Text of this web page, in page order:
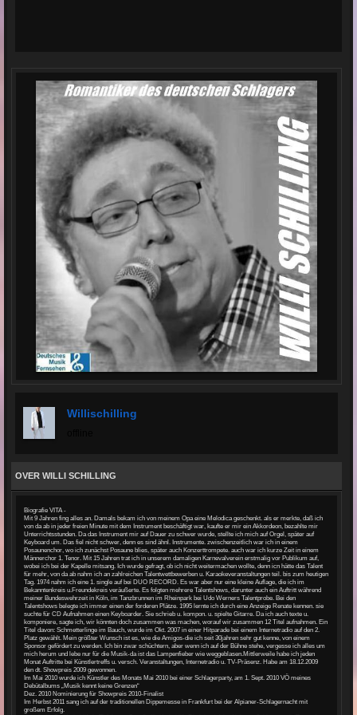
Willischilling
OVER WILLI SCHILLING
Biografie VITA -
Mit 9 Jahren fing alles an. Damals bekam ich von meinem Opa eine Melodica geschenkt. als er merkte, daß ich
von da ab in jeder freien Minute mit dem Instrument beschäftigt war, kaufte er mir ein Akkordeon, bezahlte mir
Unterrichtsstunden. Da das Instrument mir auf Dauer zu schwer wurde, stellte ich mich auf Orgel, später auf
Keyboard um. Das fiel nicht schwer, denn es sind ähnl. Instrumente. zwischenzeitlich war ich in einem
Posaunenchor, wo ich zunächst Posaune blies, später auch Konzerttrompete. auch war ich kurze Zeit in einem
Männerchor 1. Tenor. Mit 15 Jahren trat ich in unserem damaligen Karnevalverein erstmalig vor Publikum auf,
wobei ich bei der Kapelle mitsang. Ich wurde gefragt, ob ich nicht weitermachen wollte, denn icn hätte das Talent
für mehr, von da ab nahm ich an zahlreichen Talentwettbewerben u. Karaokeveranstaltungen teil. bis zum heutigen
Tag. 1974 nahm ich eine 1. single auf bei DUO RECORD. Es war aber nur eine kleine Auflage, die ich im
Bekanntenkreis u.Freundekreis veräußerte. Es folgten mehrere Talentshows, darunter auch ein Auftritt während
meiner Bundeswehrzeit in Köln, im Tanzbrunnen im Rheinpark bei Udo Werners Talentprobe. Bei den
Talentshows belegte ich immer einen der forderen Plätze. 1995 lernte ich durch eine Anzeige Renate kennen. sie
suchte für CD Aufnahmen einen Keyboarder. Sie schrieb u. kompon. u. spielte Gitarre. Da ich auch texte u.
komponiere, sagte ich, wir könnten doch zusammen was machen, worauf wir zusammen 12 Titel aufnahmen. Ein
Titel davon: Schmetterlinge im Bauch, wurde im Okt. 2007 in einer Hitparade bei einem Internetradio auf den 2.
Platz gewählt. Mein größter Wunsch ist es, wie die Amigos-die ich seit 30jahren sehr gut kenne, von einem
Sponsor gefördert zu werden. Ich bin zwar schüchtern, aber wenn ich auf der Bühne stehe, vergesse ich alles um
mich herum und lebe nur für die Musik-da ist das Lampenfieber wie weggeblasen.Mittlerweile habe ich jeden
Monat Auftritte bei Künstlertreffs u. versch. Veranstaltungen, Internetradio u. TV-Präsenz. Habe am 18.12.2009
den dt. Showpreis 2009 gewonnen.
Im Mai 2010 wurde ich Künstler des Monats Mai 2010 bei einer Schlagerparty, am 1. Sept. 2010 VÖ meines
Debütalbums „Musik kennt keine Grenzen“
Dez. 2010 Nominierung für Showpreis 2010-Finalist
Im Herbst 2011 sang ich auf der traditionellen Dippemesse in Frankfurt bei der Alpianer-Schlagernacht mit
großem Erfolg.